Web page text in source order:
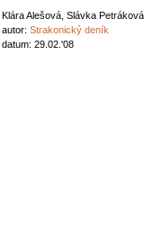
Klára Alešová, Slávka Petráková
autor: Strakonický deník
datum: 29.02.'08